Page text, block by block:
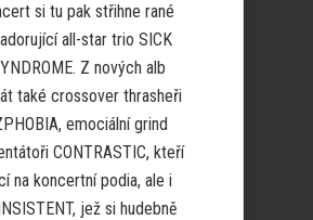
si tu pak střihne rané
all-star trio SICK
Z nových alb
také crossover thrasheři
emociální grind
CONTRASTIC, kteří
na koncertní podia, ale i
jež si hudebně